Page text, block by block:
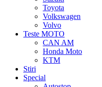
Toyota
Volkswagen
Volvo
Teste MOTO
CAN AM
Honda Moto
KTM
Stiri
Special